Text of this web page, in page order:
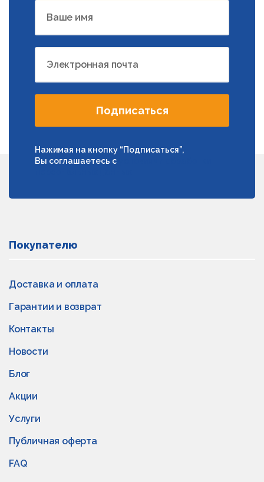
Ваше имя
Электронная почта
Подписаться
Нажимая на кнопку “Подписаться”,
Вы соглашаетесь с
Покупателю
Доставка и оплата
Гарантии и возврат
Контакты
Новости
Блог
Акции
Услуги
Публичная оферта
FAQ